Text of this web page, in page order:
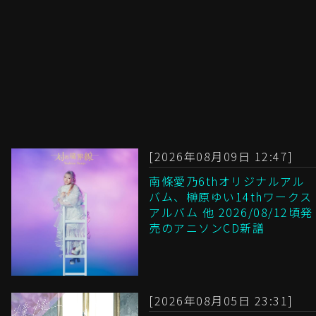
[2026年08月09日 12:47]
南條愛乃6thオリジナルアル
バム、榊原ゆい14thワークス
アルバム 他 2026/08/12頃発
売のアニソンCD新譜
[2026年08月05日 23:31]